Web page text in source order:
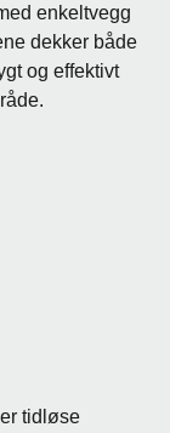
enkeltvegg
dekker både
og effektivt
tidløse